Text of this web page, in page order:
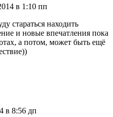
в 1:10 пп
стараться находить
и новые впечатления пока
а потом, может быть ещё
в 8:56 дп